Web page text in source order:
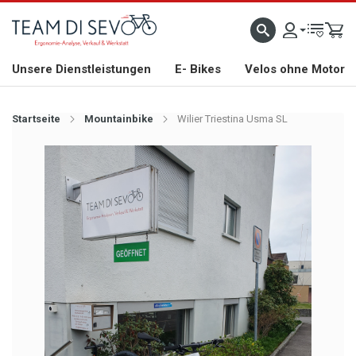
WILLKOMMEN GROSSE AUSWAHL AN RENNRÄDERN, GRAVEL, E-BIKES UND
Unsere Dienstleistungen E- Bikes Velos ohne Motor
Startseite Mountainbike Wilier Triestina Usma SL